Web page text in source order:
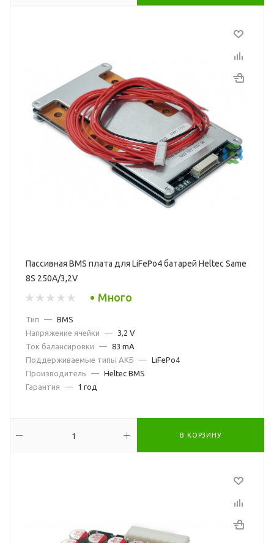
Пассивная BMS плата для LiFePo4 батарей Heltec Same
8S 250A/3,2V
Много
Тип — BMS
Напряжение ячейки
—
3,2 V
Ток балансировки
— 83 mA
Поддерживаемые типы АКБ
— LiFePo4
Производитель
— Heltec BMS
Гарантия
— 1 год
В КОРЗИНУ